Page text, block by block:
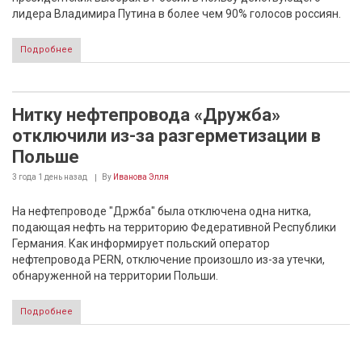
лидера Владимира Путина в более чем 90% голосов россиян.
Подробнее
Нитку нефтепровода «Дружба»
отключили из-за разгерметизации в
Польше
3 года 1 день назад By Иванова Элля
На нефтепроводе "Држба" была отключена одна нитка,
подающая нефть на территорию Федеративной Республики
Германия. Как информирует польский оператор
нефтепровода PERN, отключение произошло из-за утечки,
обнаруженной на территории Польши.
Подробнее